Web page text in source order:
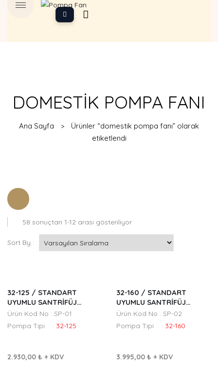
DOMESTIK POMPA FANI
Ana Sayfa
Ürünler “domestik pompa fanı” olarak
etiketlendi
58 sonuçtan 1-12 arası gösteriliyor
Sort By :
32-125 / STANDART
UYUMLU SANTRİFÜJ
POMPA FANI
Ürün Kod No : SP-01
Pompa Tipi : 32-125
2.930,00 ₺ + KDV
32-160 / STANDART
UYUMLU SANTRİFÜJ
POMPA FANI
Ürün Kod No : SP-02
Pompa Tipi : 32-160
3.995,00 ₺ + KDV